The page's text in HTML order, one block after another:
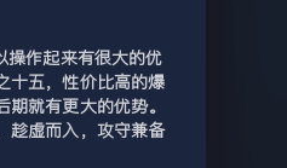
操作起来有很大的优
十五，性价比高的爆
就有更大的优势。
趁虚而入，攻守兼备